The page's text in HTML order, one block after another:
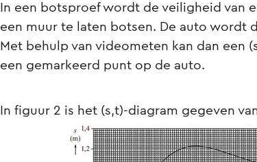
In een botsproef wordt de veiligheid van
een muur te laten botsen. De auto wordt
Met behulp van videometen kan dan een
een gemarkeerd punt op de auto.
In figuur 2 is het (s,t)-diagram gegeven